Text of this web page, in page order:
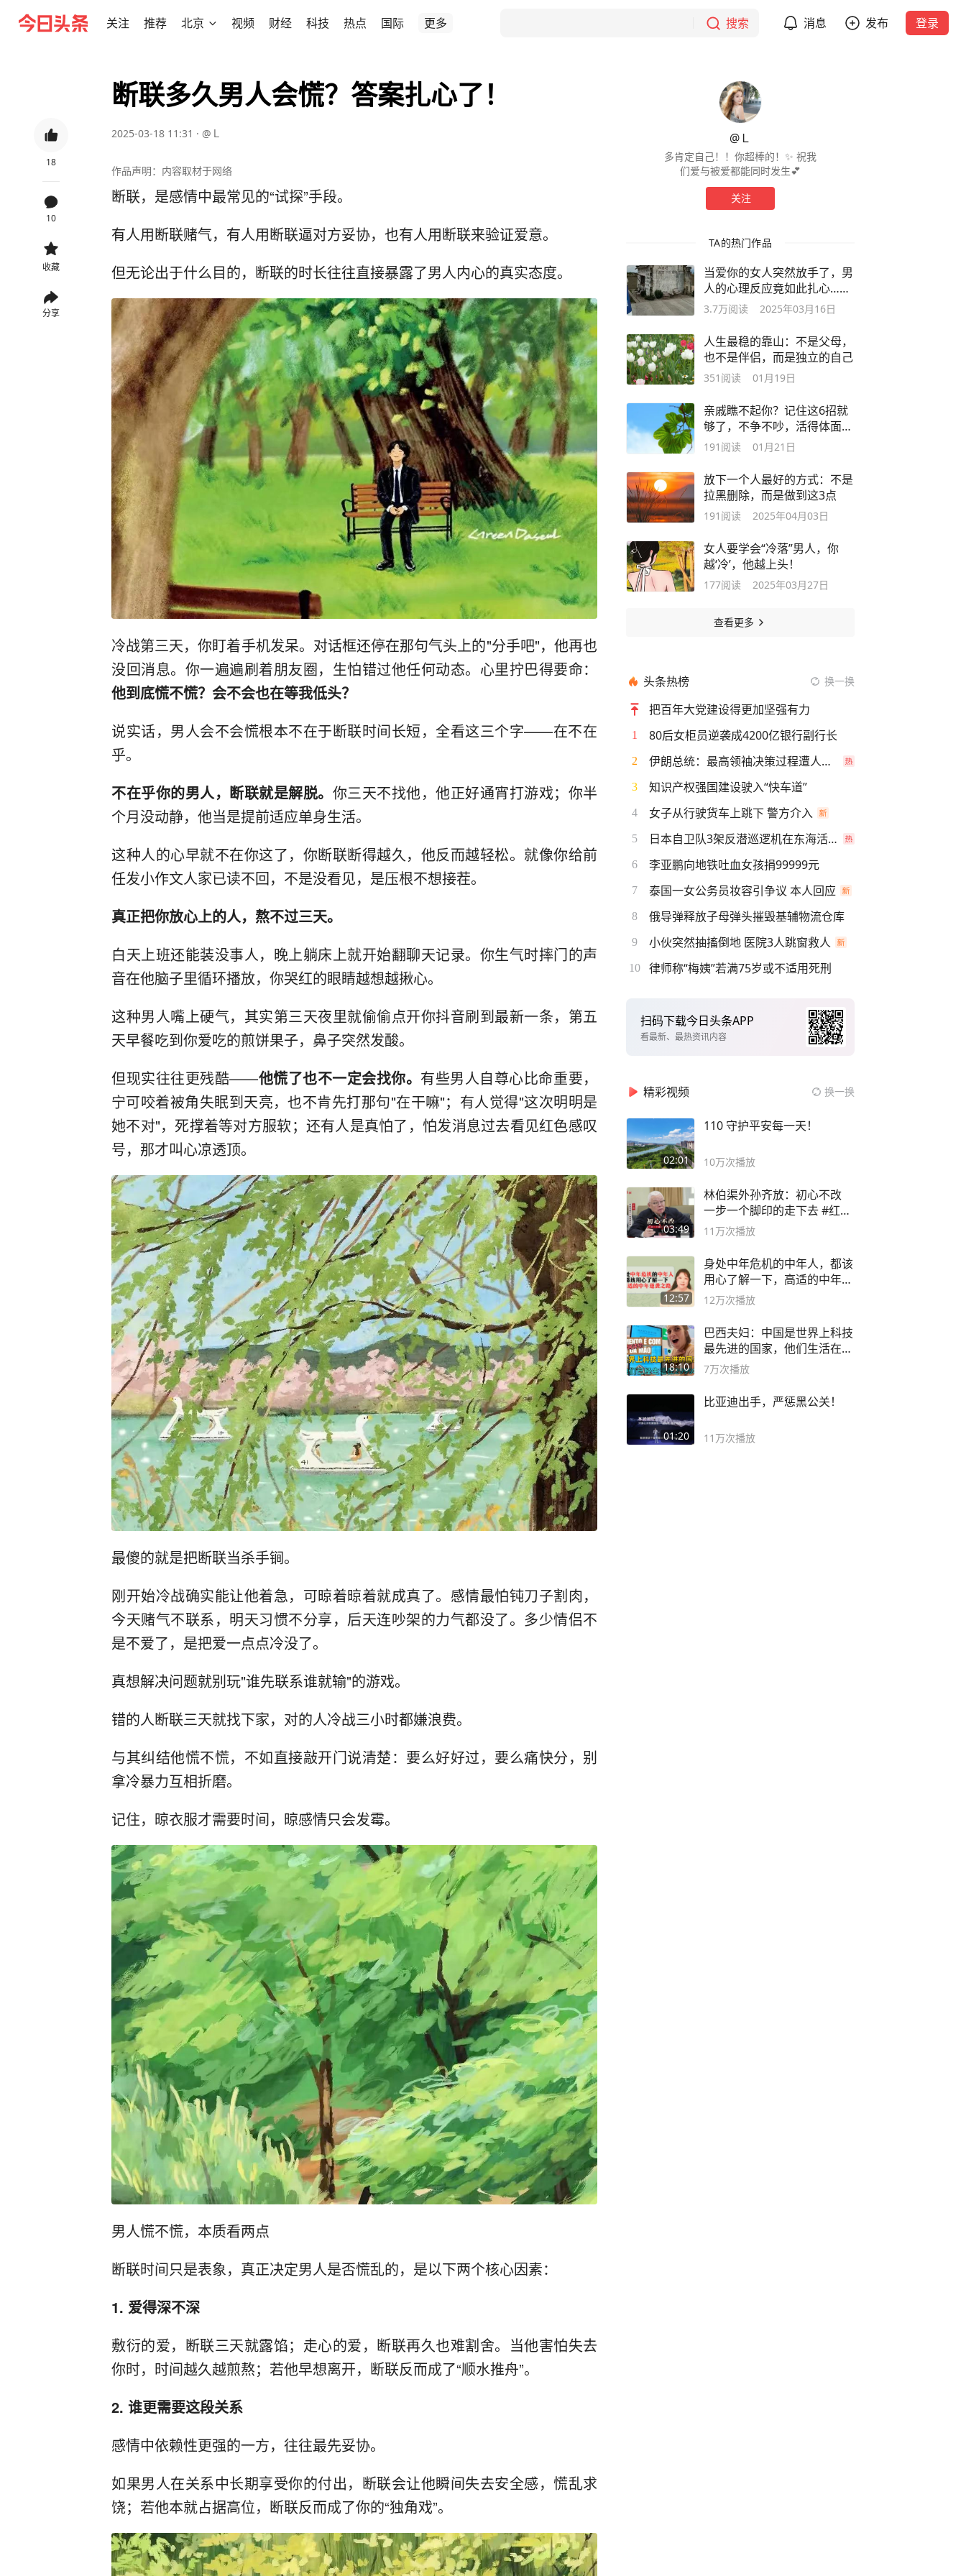
关注 推荐 北京 视频 财经 科技 热点 国际 更多 搜索 消息 发布 登录
18
10
收藏
分享
断联多久男人会慌？答案扎心了！
2025-03-18 11:31 · @Ｌ
作品声明：内容取材于网络
断联，是感情中最常见的“试探”手段。
有人用断联赌气，有人用断联逼对方妥协，也有人用断联来验证爱意。
但无论出于什么目的，断联的时长往往直接暴露了男人内心的真实态度。
冷战第三天，你盯着手机发呆。对话框还停在那句气头上的"分手吧"，他再也
没回消息。你一遍遍刷着朋友圈，生怕错过他任何动态。心里拧巴得要命：
他到底慌不慌？会不会也在等我低头？
说实话，男人会不会慌根本不在于断联时间长短，全看这三个字——在不在
乎。
不在乎你的男人，断联就是解脱。 你三天不找他，他正好通宵打游戏；你半
个月没动静，他当是提前适应单身生活。
这种人的心早就不在你这了，你断联断得越久，他反而越轻松。就像你给前
任发小作文人家已读不回，不是没看见，是压根不想接茬。
真正把你放心上的人，熬不过三天。
白天上班还能装没事人，晚上躺床上就开始翻聊天记录。你生气时摔门的声
音在他脑子里循环播放，你哭红的眼睛越想越揪心。
这种男人嘴上硬气，其实第三天夜里就偷偷点开你抖音刷到最新一条，第五
天早餐吃到你爱吃的煎饼果子，鼻子突然发酸。
但现实往往更残酷——他慌了也不一定会找你。 有些男人自尊心比命重要，
宁可咬着被角失眠到天亮，也不肯先打那句"在干嘛"；有人觉得"这次明明是
她不对"，死撑着等对方服软；还有人是真怕了，怕发消息过去看见红色感叹
号，那才叫心凉透顶。
最傻的就是把断联当杀手锏。
刚开始冷战确实能让他着急，可晾着晾着就成真了。感情最怕钝刀子割肉，
今天赌气不联系，明天习惯不分享，后天连吵架的力气都没了。多少情侣不
是不爱了，是把爱一点点冷没了。
真想解决问题就别玩"谁先联系谁就输"的游戏。
错的人断联三天就找下家，对的人冷战三小时都嫌浪费。
与其纠结他慌不慌，不如直接敲开门说清楚：要么好好过，要么痛快分，别
拿冷暴力互相折磨。
记住，晾衣服才需要时间，晾感情只会发霉。
男人慌不慌，本质看两点
断联时间只是表象，真正决定男人是否慌乱的，是以下两个核心因素：
1. 爱得深不深
敷衍的爱，断联三天就露馅；走心的爱，断联再久也难割舍。当他害怕失去
你时，时间越久越煎熬；若他早想离开，断联反而成了“顺水推舟”。
2. 谁更需要这段关系
感情中依赖性更强的一方，往往最先妥协。
如果男人在关系中长期享受你的付出，断联会让他瞬间失去安全感，慌乱求
饶；若他本就占据高位，断联反而成了你的“独角戏”。
@Ｌ
多肯定自己！！你超棒的！✨ 祝我
们爱与被爱都能同时发生💕
关注
TA的热门作品
当爱你的女人突然放手了，男
人的心理反应竟如此扎心……
3.7万阅读 2025年03月16日
人生最稳的靠山：不是父母，
也不是伴侣，而是独立的自己
351 阅读 01月19日
亲戚瞧不起你？记住这6招就
够了，不争不吵，活得体面又
解气
191 阅读 01月21日
放下一个人最好的方式：不是
拉黑删除，而是做到这3点
191 阅读 2025年04月03日
女人要学会“冷落”男人，你
越‘冷’，他越上头！
177阅读 2025年03月27日
查看更多
头条热榜 换一换
把百年大党建设得更加坚强有力
1 80后女柜员逆袭成4200亿银行副行长
2 伊朗总统：最高领袖决策过程遭人利用
3 知识产权强国建设驶入“快车道”
4 女子从行驶货车上跳下 警方介入
5 日本自卫队3架反潜巡逻机在东海活动
6 李亚鹏向地铁吐血女孩捐99999元
7 泰国一女公务员妆容引争议 本人回应
8 俄导弹释放子母弹头摧毁基辅物流仓库
9 小伙突然抽搐倒地 医院3人跳窗救人
10 律师称“梅姨”若满75岁或不适用死刑
扫码下载今日头条APP
看最新、最热资讯内容
精彩视频 换一换
02:01
110 守护平安每一天！
10万次播放
03:49
林伯渠外孙齐放：初心不改
一步一个脚印的走下去 #红船
论坛
11万次播放
12:57
身处中年危机的中年人，都该
用心了解一下，高适的中年逆
袭之路
12万次播放
18:10
巴西夫妇：中国是世界上科技
最先进的国家，他们生活在
2999年
7万次播放
01:20
比亚迪出手，严惩黑公关！
11万次播放